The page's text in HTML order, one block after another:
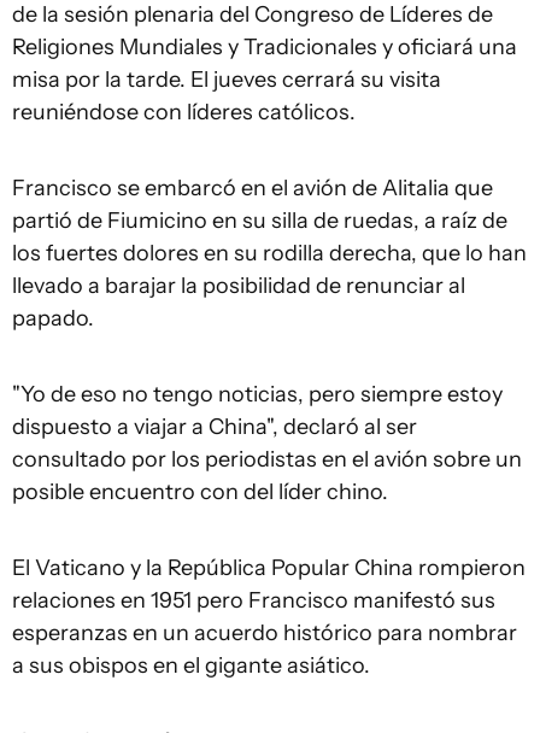
de la sesión plenaria del Congreso de Líderes de
Religiones Mundiales y Tradicionales y oficiará una
misa por la tarde. El jueves cerrará su visita
reuniéndose con líderes católicos.
Francisco se embarcó en el avión de Alitalia que
partió de Fiumicino en su silla de ruedas, a raíz de
los fuertes dolores en su rodilla derecha, que lo han
llevado a barajar la posibilidad de renunciar al
papado.
"Yo de eso no tengo noticias, pero siempre estoy
dispuesto a viajar a China", declaró al ser
consultado por los periodistas en el avión sobre un
posible encuentro con del líder chino.
El Vaticano y la República Popular China rompieron
relaciones en 1951 pero Francisco manifestó sus
esperanzas en un acuerdo histórico para nombrar
a sus obispos en el gigante asiático.